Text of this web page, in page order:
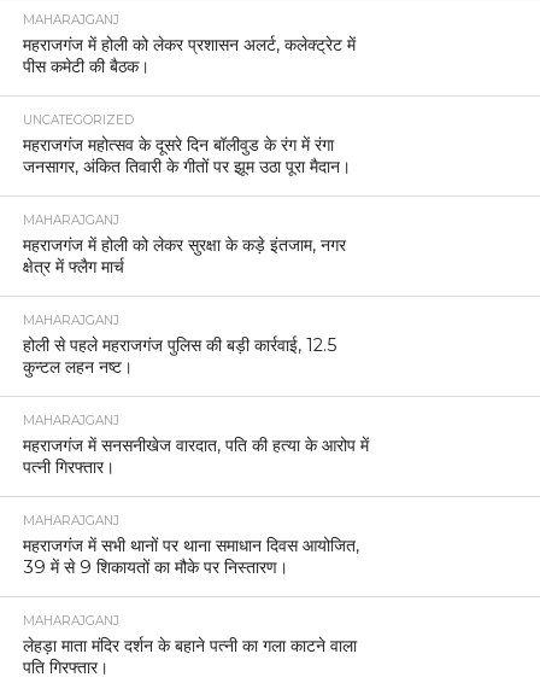
MAHARAJGANJ
महराजगंज में होली को लेकर प्रशासन अलर्ट, कलेक्ट्रेट में
पीस कमेटी की बैठक।
UNCATEGORIZED
महराजगंज महोत्सव के दूसरे दिन बॉलीवुड के रंग में रंगा
जनसागर, अंकित तिवारी के गीतों पर झूम उठा पूरा मैदान।
MAHARAJGANJ
महराजगंज में होली को लेकर सुरक्षा के कड़े इंतजाम, नगर
क्षेत्र में फ्लैग मार्च
MAHARAJGANJ
होली से पहले महराजगंज पुलिस की बड़ी कार्रवाई, 12.5
कुन्टल लहन नष्ट।
MAHARAJGANJ
महराजगंज में सनसनीखेज वारदात, पति की हत्या के आरोप में
पत्नी गिरफ्तार।
MAHARAJGANJ
महराजगंज में सभी थानों पर थाना समाधान दिवस आयोजित,
39 में से 9 शिकायतों का मौके पर निस्तारण।
MAHARAJGANJ
लेहड़ा माता मंदिर दर्शन के बहाने पत्नी का गला काटने वाला
पति गिरफ्तार।